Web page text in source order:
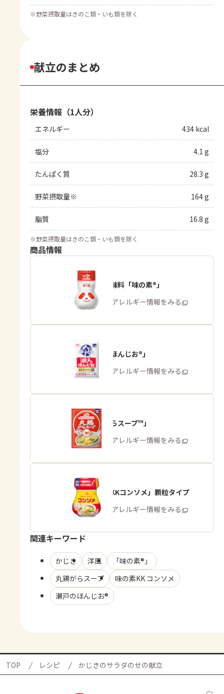
※野菜摂取量はきのこ類・いも類を除く
献立のまとめ
栄養情報（1人分）
エネルギー 434 kcal
塩分 4.1 g
たんぱく質 28.3 g
野菜摂取量※ 164 g
脂質 16.8 g
※野菜摂取量はきのこ類・いも類を除く
商品情報
うま味調味料「味の素®」
商品・アレルギー情報をみる
「瀬戸のほんじお®」
商品・アレルギー情報をみる
「丸鶏がらスープ™」
商品・アレルギー情報をみる
「味の素KKコンソメ」顆粒タイプ
商品・アレルギー情報をみる
関連キーワード
かじき 洋風
「味の素®」
丸鶏がらスープ
味の素KK コンソメ
瀬戸のほんじお®
TOP レシピ かじきのサラダのせの献立